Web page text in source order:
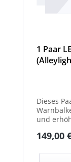
1 Paar
Dieses
und
149,00